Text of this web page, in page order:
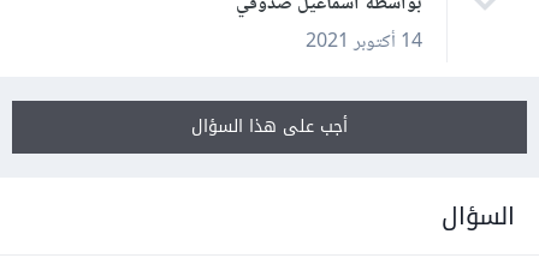
14 أكتوبر 2021
أجب على هذا السؤال
السؤال